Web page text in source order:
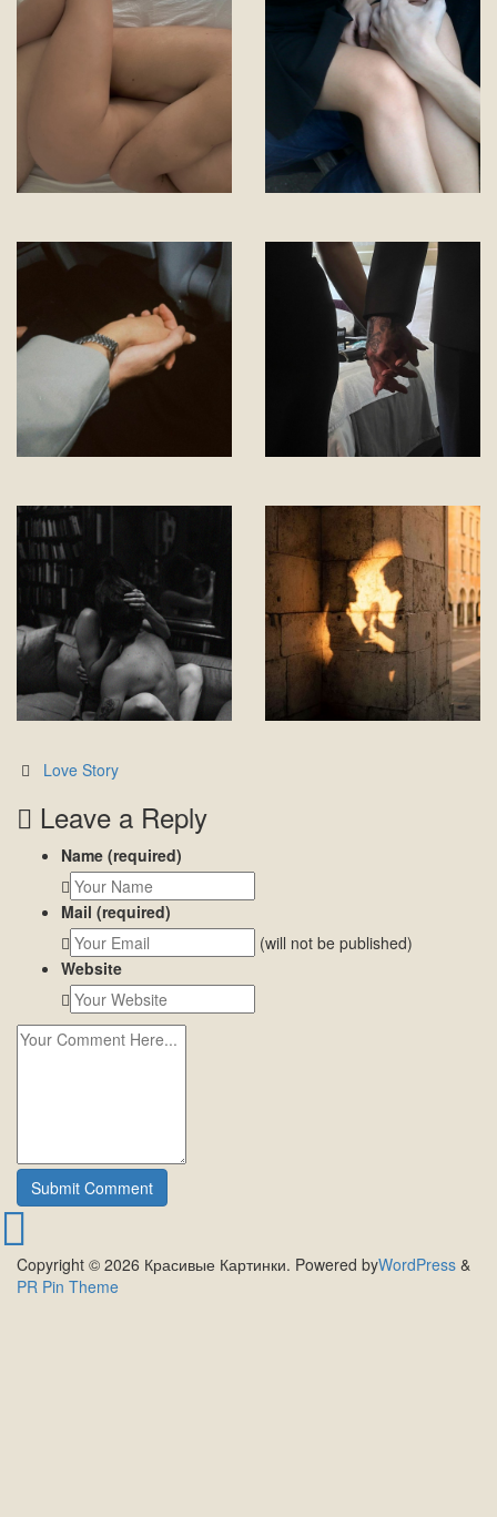
Love Story
Leave a Reply
Name (required)
Mail (required)
(will not be published)
Website
Copyright © 2026 Красивые Картинки. Powered byWordPress &
PR Pin Theme